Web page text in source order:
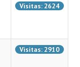
Visitas: 2624
Visitas: 2910